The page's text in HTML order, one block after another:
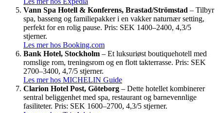
Vann Spa Hotell & Konferens, Brastad/Strömstad – Tilbyr
spa, basseng og familiepakker i en vakker naturnær setting,
perfekt for en rolig pause. Pris: SEK 1400–2400, 4,3/5
stjerner.
Les mer hos Booking.com
Bank Hotel, Stockholm – Et luksuriøst boutiquehotell med
romslige rom, treningsrom og en flott takterrasse. Pris: SEK
2700–3400, 4,7/5 stjerner.
Les mer hos MICHELIN Guide
Clarion Hotel Post, Göteborg – Dette hotellet kombinerer
sentral beliggenhet med spa, restaurant og barnevennlige
fasiliteter. Pris: SEK 1600–2700, 4,3/5 stjerner.